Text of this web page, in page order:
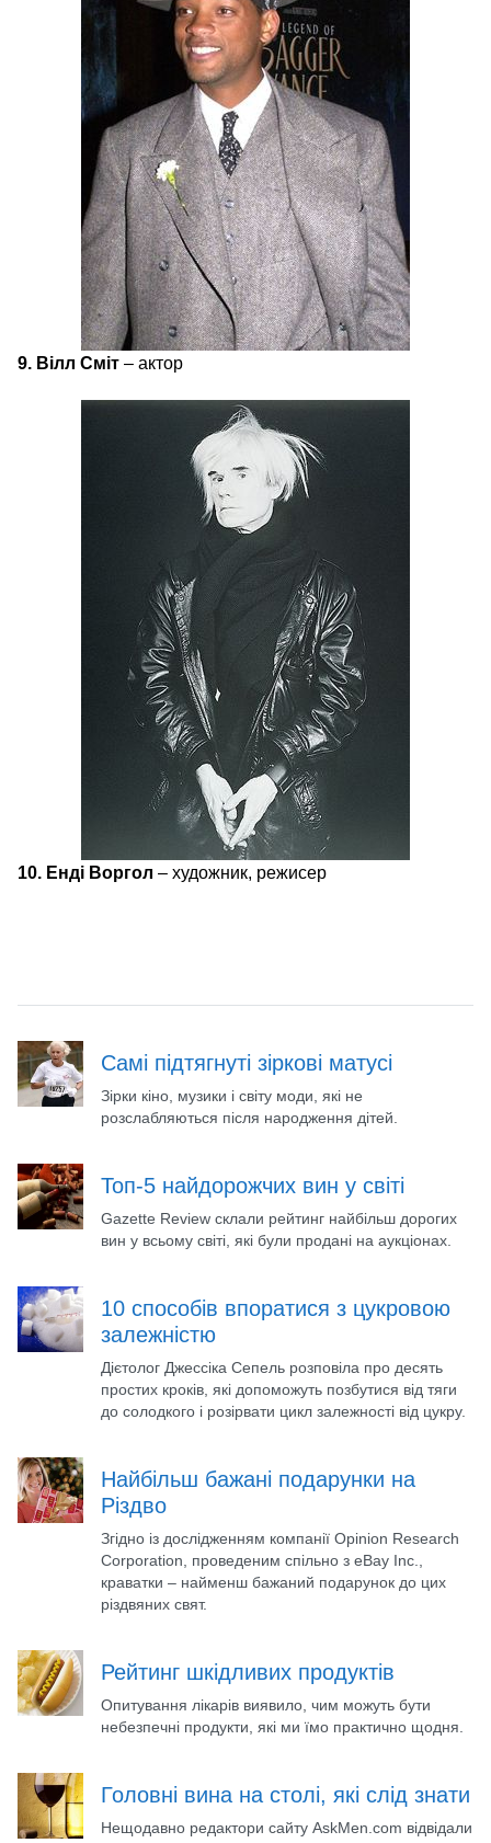
9. Вілл Сміт – актор
10. Енді Воргол – художник, режисер
Самі підтягнуті зіркові матусі
Зірки кіно, музики і світу моди, які не
розслабляються після народження дітей.
Топ-5 найдорожчих вин у світі
Gazette Review склали рейтинг найбільш дорогих
вин у всьому світі, які були продані на аукціонах.
10 способів впоратися з цукровою
залежністю
Дієтолог Джессіка Сепель розповіла про десять
простих кроків, які допоможуть позбутися від тяги
до солодкого і розірвати цикл залежності від цукру.
Найбільш бажані подарунки на
Різдво
Згідно із дослідженням компанії Opinion Research
Corporation, проведеним спільно з eBay Inc.,
краватки – найменш бажаний подарунок до цих
різдвяних свят.
Рейтинг шкідливих продуктів
Опитування лікарів виявило, чим можуть бути
небезпечні продукти, які ми їмо практично щодня.
Головні вина на столі, які слід знати
Нещодавно редактори сайту AskMen.com відвідали